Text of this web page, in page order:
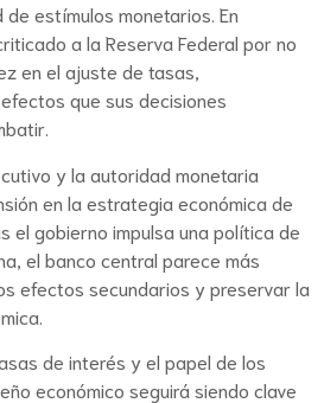
estímulos monetarios. En
a la Reserva Federal por no
en el ajuste de tasas,
que sus decisiones
y la autoridad monetaria
en la estrategia económica de
el gobierno impulsa una política de
el banco central parece más
efectos secundarios y preservar la
de interés y el papel de los
económico seguirá siendo clave